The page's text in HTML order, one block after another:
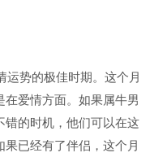
运势的极佳时期。这个月
爱情方面。如果属牛男
错的时机，他们可以在这
已经有了伴侣，这个月